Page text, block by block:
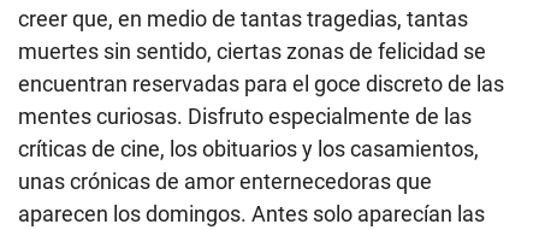
creer que, en medio de tantas tragedias, tantas
muertes sin sentido, ciertas zonas de felicidad se
encuentran reservadas para el goce discreto de las
mentes curiosas. Disfruto especialmente de las
críticas de cine, los obituarios y los casamientos,
unas crónicas de amor enternecedoras que
aparecen los domingos. Antes solo aparecían las